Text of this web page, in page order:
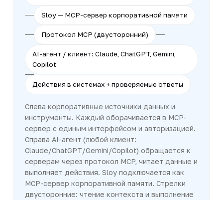
Sloy — MCP-сервер корпоративной памяти
Протокол MCP (двусторонний)
AI-агент / клиент: Claude, ChatGPT, Gemini,
Copilot
Действия в системах + проверяемые ответы
Слева корпоративные источники данных и
инструменты. Каждый оборачивается в MCP-
сервер с единым интерфейсом и авторизацией.
Справа AI-агент (любой клиент:
Claude/ChatGPT/Gemini/Copilot) обращается к
серверам через протокол MCP, читает данные и
выполняет действия. Sloy подключается как
MCP-сервер корпоративной памяти. Стрелки
двусторонние: чтение контекста и выполнение